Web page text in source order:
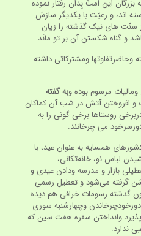
این امتْ بِدان رفتار نموده
اند، و رعیّت با یکدیگر سازش
سنّت های نیک گذشته را زیان
و گناه شکستن آن بر تو مانَد.
وحاضرتفاوتها ومشترکاتی داشته
مرسوم بوده وبه گفته
و افروختن آتش در شب آن کماکان
روستاها برخی گونی را به
می چرخانند.
همسایه به عنوان عید، با
لباس نو، خانه‌تکانی،
بازار و مدرسه ودادن عیدی و
گرفته می‌شود و تعطیل رسمی
گذشته رسومات خرافی هم دیده
وچهارشنبه سوری
سفره هفت سین که
ندارد.